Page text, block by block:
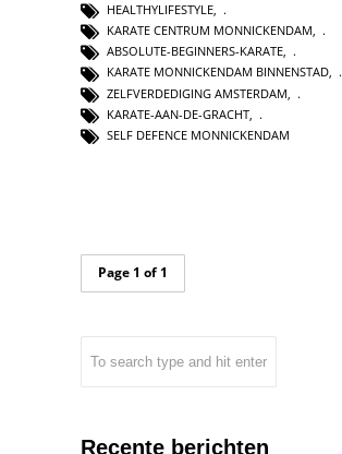
HEALTHYLIFESTYLE,
KARATE CENTRUM MONNICKENDAM,
ABSOLUTE-BEGINNERS-KARATE,
KARATE MONNICKENDAM BINNENSTAD,
ZELFVERDEDIGING AMSTERDAM
KARATE-AAN-DE-GRACHT
SELF DEFENCE MONNICKENDAM
Page 1 of 1
Recente berichten